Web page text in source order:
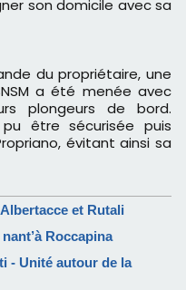
son domicile avec sa
du propriétaire, une
a été menée avec
plongeurs de bord.
être sécurisée puis
évitant ainsi sa
et Rutali
Roccapina
- Unité autour de la